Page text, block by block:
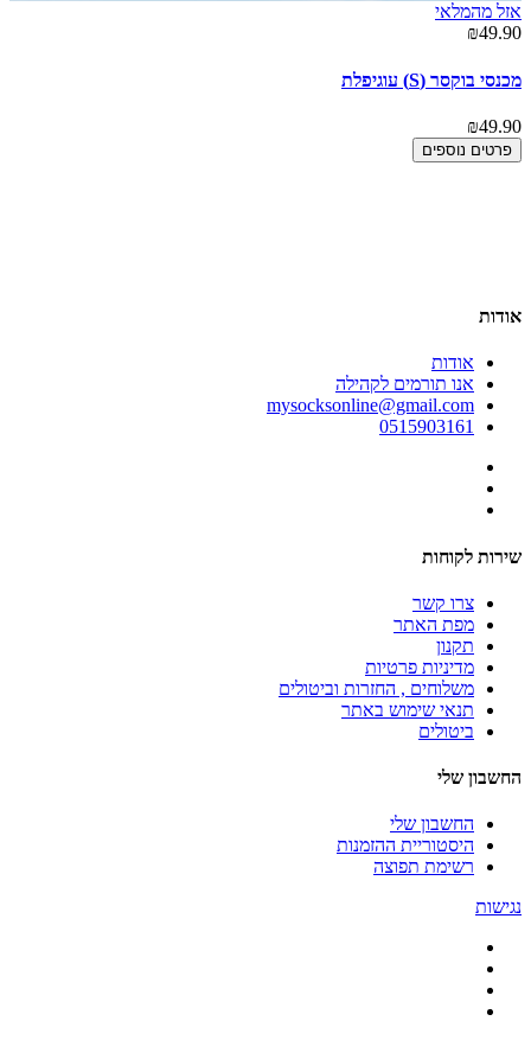
אזל מהמלאי
₪49.90
מכנסי בוקסר (S) עוגיפלת
₪49.90
פרטים נוספים
אודות
אודות
אנו תורמים לקהילה
mysocksonline@gmail.com
0515903161
שירות לקוחות
צרו קשר
מפת האתר
תקנון
מדיניות פרטיות
משלוחים , החזרות וביטולים
תנאי שימוש באתר
ביטולים
החשבון שלי
החשבון שלי
היסטוריית ההזמנות
רשימת תפוצה
נגישות